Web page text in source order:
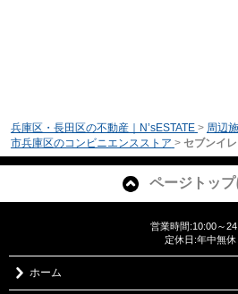
兵庫区・長田区の不動産｜N’sESTATE > 周辺
市兵庫区のコンビニエンスストア > セブンイ
ページトップ
営業時間:10:00～
定休日:年中無休
ホーム